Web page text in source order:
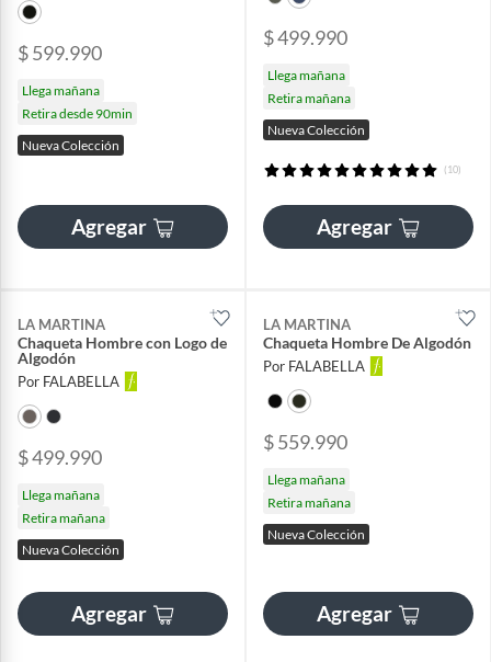
$ 599.990
Llega mañana
Retira desde 90min
Nueva Colección
Agregar
$ 499.990
Llega mañana
Retira mañana
Nueva Colección
(10)
Agregar
LA MARTINA
Chaqueta Hombre con Logo de
Algodón
Por FALABELLA
$ 499.990
Llega mañana
Retira mañana
Nueva Colección
Agregar
LA MARTINA
Chaqueta Hombre De Algodón
Por FALABELLA
$ 559.990
Llega mañana
Retira mañana
Nueva Colección
Agregar